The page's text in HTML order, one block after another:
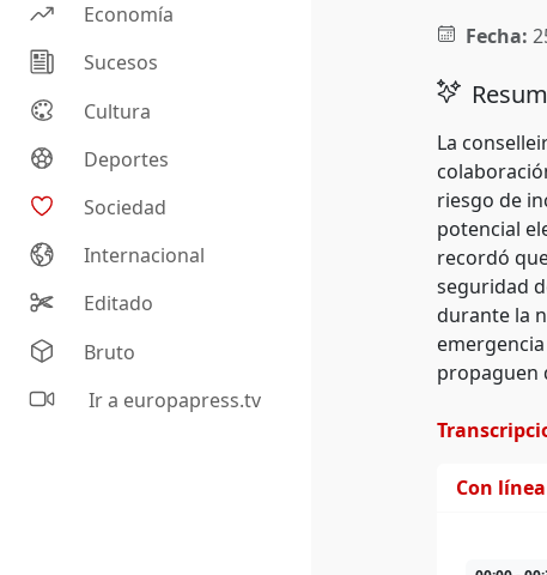
Economía
Sucesos
Cultura
Deportes
Sociedad
Internacional
Editado
Bruto
Ir a europapress.tv
Fecha:
La
riesgo de
potencial
recordó
seguridad
durante la
propaguen
Con